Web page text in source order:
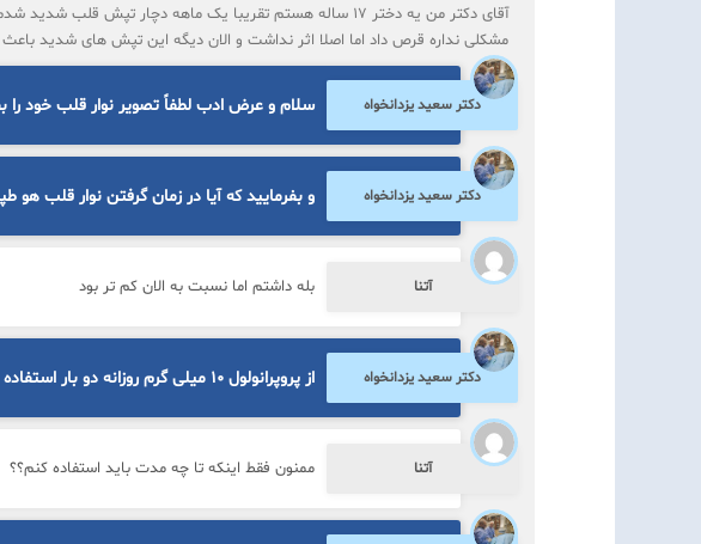
آقای دکتر من یه دختر ۱۷ ساله هستم تقریبا یک ماهه دچار تپش
مشکلی نداره قرص داد اما اصلا اثر نداشت و الان دیگه این تپش های شدید باعث
دکتر سعید یزدانخواه سلام و عرض ادب لطفاً تصویر نوار قلب خود را
دکتر سعید یزدانخواه و بفرمایید که آیا در زمان گرفتن نوار قلب
آتنا بله داشتم اما نسبت به الان کم تر بود
دکتر سعید یزدانخواه از پروپرانولول ۱۰ میلی گرم روزانه دو بار استفاده بفرمایید
آتنا ممنون فقط اینکه تا چه مدت باید استفاده کنم؟؟